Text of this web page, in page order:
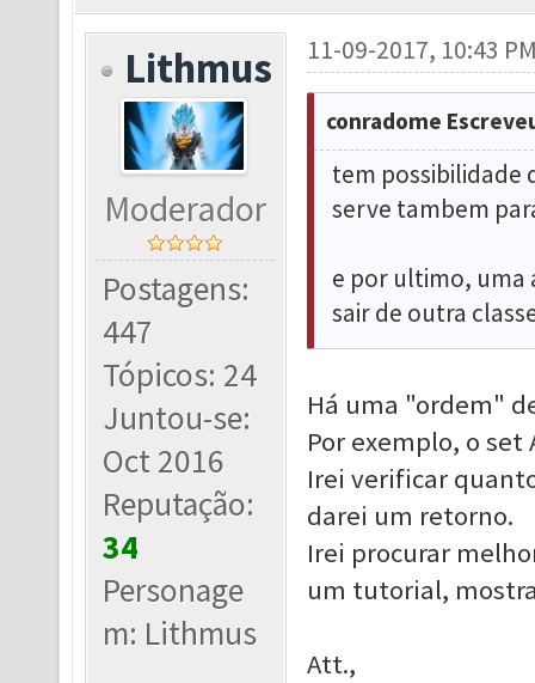
Lithmus
Moderador
Postagens:
447
Tópicos: 24
Juntou-se:
Oct 2016
Reputação:
34
Personage
m: Lithmus
11-09-2017, 10:43
conradome
tem possibilidade
serve tambem
e por ultimo, uma
sair de outra
Há uma "ordem"
Por exemplo, o
Irei verificar
darei um retorno.
Irei procurar
um tutorial,
Att.,